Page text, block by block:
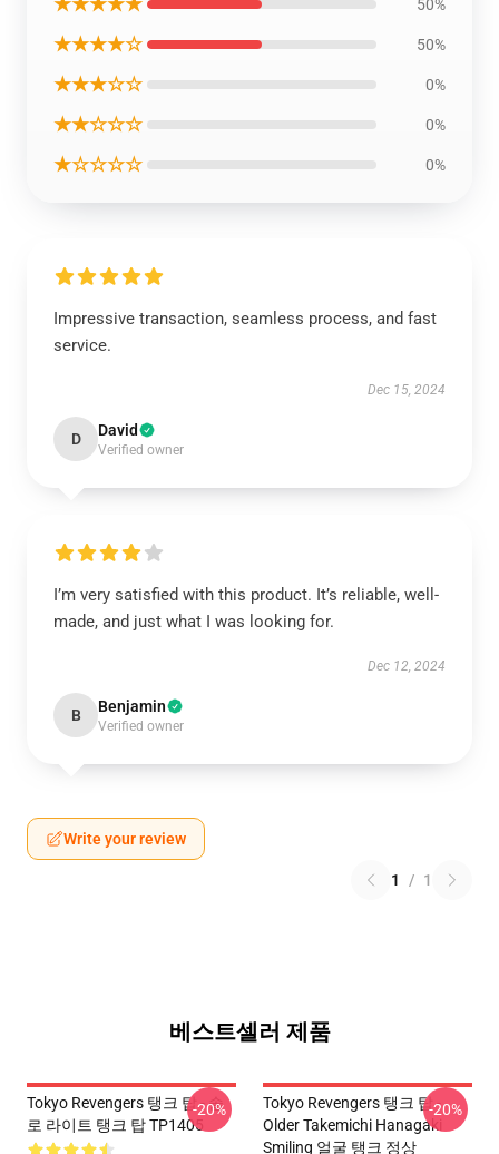
50%
★★★★☆ 50%
★★★☆☆ 0%
★★☆☆☆ 0%
★☆☆☆☆ 0%
Impressive transaction, seamless process, and fast
service.
Dec 15, 2024
D David
Verified owner
I’m very satisfied with this product. It’s reliable, well-
made, and just what I was looking for.
Dec 12, 2024
B Benjamin
Verified owner
Write your review
1 / 1
베스트셀러 제품
Tokyo Revengers 탱크 탑 - 솔
로 라이트 탱크 탑 TP1405
-20%
Tokyo Revengers 탱크 탑 -
Older Takemichi Hanagaki
Smiling 얼굴 탱크 정상
-20%